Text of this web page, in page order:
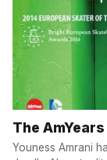
The
Youness Amrani